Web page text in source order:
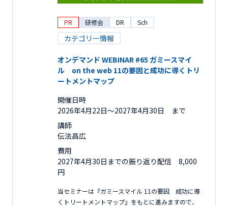
PR 研修会 DR Sch
カテゴリー情報
オンデマンド WEBINAR #65 ガミースマイ
ル on the web 11の要因と成功に導くトリ
ートメントマップ
開催日時
2026年4月22日〜2027年4月30日 まで
講師
伝法昌広
費用
2027年4月30日までの振り返り配信 8,000
円
当セミナーは『ガミースマイル 11の要因 成功に導
くトリートメントマップ』をもとに進みますので、